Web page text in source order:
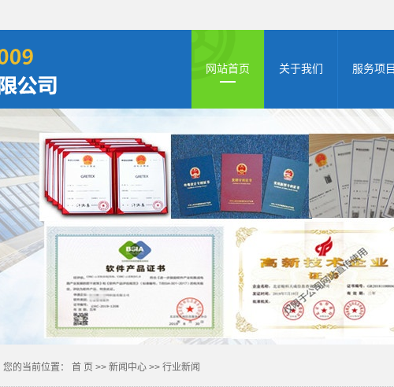
网站首页 关于我们
资质档案
服务项目
zhuanli商
双软认
体系认
AAA
您的当前位置： 首 页 >> 新闻中心 >> 行业新闻